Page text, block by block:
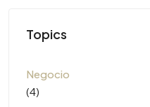
Topics
Negocio
(4)